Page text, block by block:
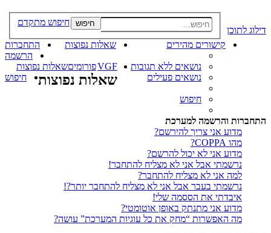
דילוג לתוכן
חיפוש חיפוש מתקדם
קישורים מהירים
נושאים ללא תגובות
נושאים פעילים
חיפוש
שאלות נפוצות
התחברות
הרשמה
VGFפורומיםשאלות נפוצות
חיפוש
שאלות נפוצות
התחברות והרשמה למערכת
מדוע אני צריך להירשם?
מהו COPPA?
מדוע אני לא יכול להרשם?
נרשמתי אבל אני לא מצליח להתחבר!
למה אני לא מצליח להתחבר?
נרשמתי בעבר אבל אני לא מצליח להתחבר יותר?!
איבדתי את הססמה שלי!
מדוע אני מתנתק באופן אוטומטי?
מה האפשרות “מחק את כל עוגיות המערכת” עושה?